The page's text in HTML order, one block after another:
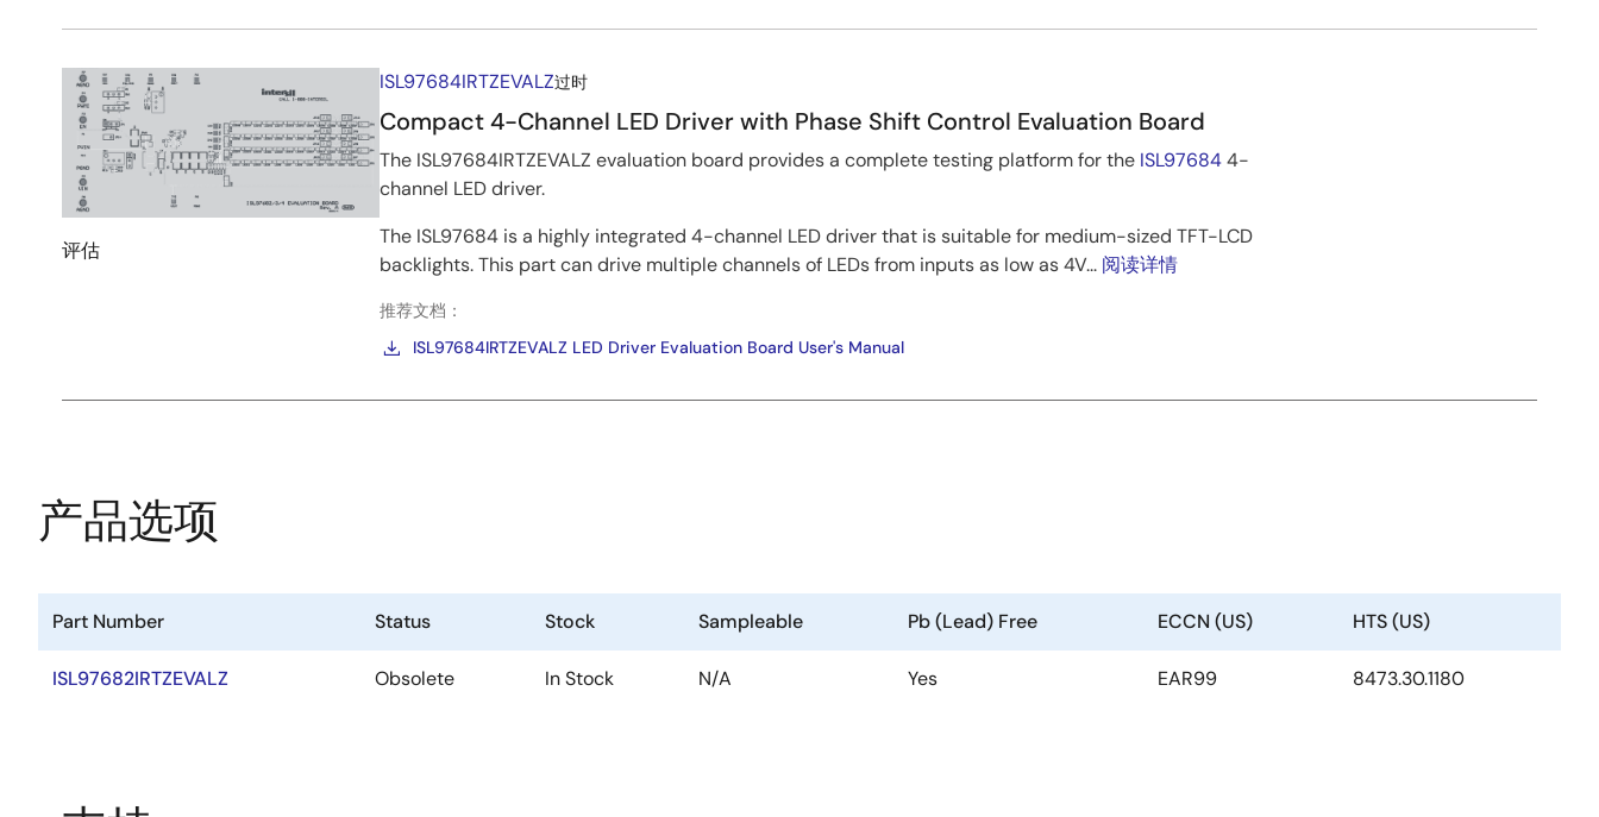
评估
ISL97684IRTZEVALZ过时
Compact 4-Channel LED Driver with Phase Shift Control Evaluation Board
The ISL97684IRTZEVALZ evaluation board provides a complete testing platform for the ISL976844-
channel LED driver.
The ISL97684 is a highly integrated 4-channel LED driver that is suitable for medium-sized TFT-LCD
backlights. This part can drive multiple channels of LEDs from inputs as low as 4V... 阅读详情
推荐文档：
ISL97684IRTZEVALZ LED Driver Evaluation Board User's Manual
产品选项
Part Number Status Stock Sampleable Pb (Lead) Free ECCN (US) HTS (US)
ISL97682IRTZEVALZ Obsolete In Stock N/A Yes EAR99 8473.30.1180